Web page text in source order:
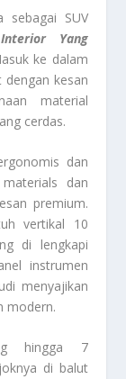
sebagai SUV
Yang
ke dalam
dengan kesan
material
cerdas.
dan
dan
premium.
vertikal 10
di lengkapi
instrumen
menyajikan
modern.
hingga 7
di balut